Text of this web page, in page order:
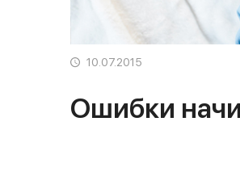
10.07.2015
Ошибки